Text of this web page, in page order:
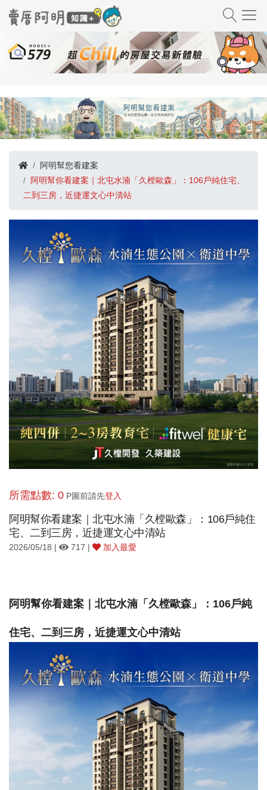
阿明幫您看建案
阿明幫你看建案｜北屯水湳「久樘歐森」：106戶純住宅、
二到三房，近捷運文心中清站
所需點數: 0 P圖前請先登入
阿明幫你看建案｜北屯水湳「久樘歐森」：106戶純住
宅、二到三房，近捷運文心中清站
2026/05/18 | 717 | 加入最愛
阿明幫你看建案｜北屯水湳「久樘歐森」：106戶純
住宅、二到三房，近捷運文心中清站